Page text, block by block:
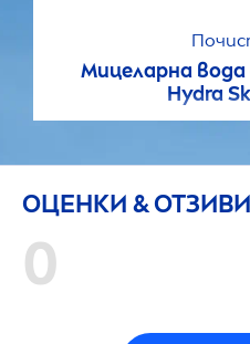
Мицеларна вода
Hydra
ОЦЕНКИ & ОТЗИВИ
0